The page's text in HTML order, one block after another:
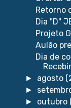
Retorno
Dia "D"
Projeto
Aulão
Dia de
► agosto
►
► outubro